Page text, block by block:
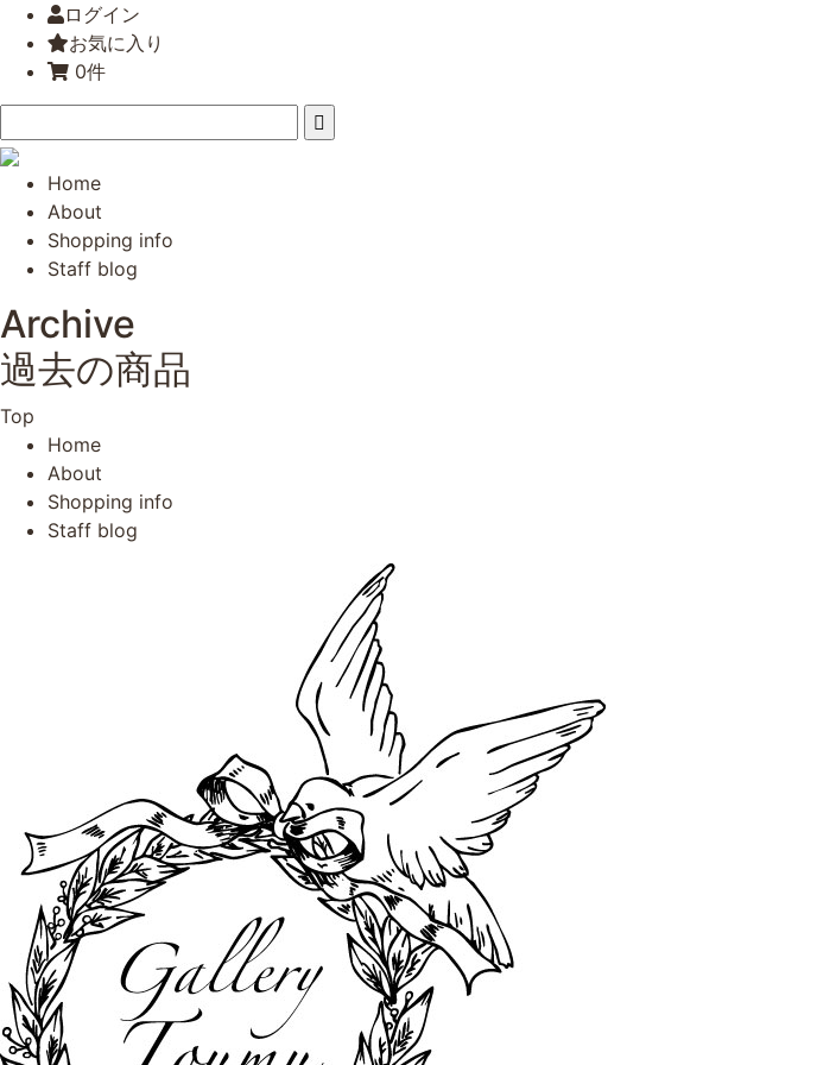
ログイン
お気に入り
0件
Home
About
Shopping info
Staff blog
Archive
過去の商品
Top
Home
About
Shopping info
Staff blog